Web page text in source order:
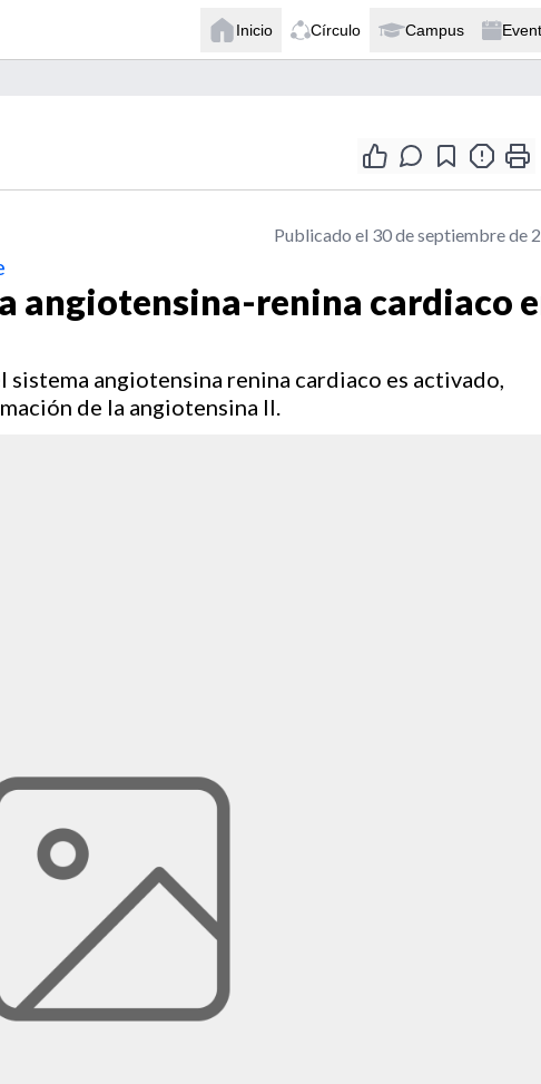
Inicio Círculo Campus
Publicado el 30 de septiembre de
angiotensina-renina cardiaco
sistema angiotensina renina cardiaco es activado,
de la angiotensina II.